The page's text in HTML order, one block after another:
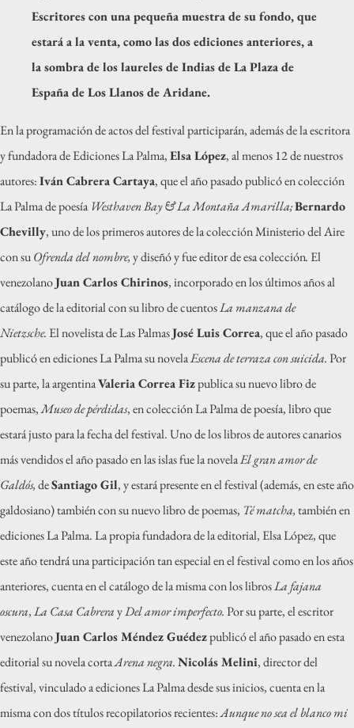
Escritores con una pequeña muestra de su fondo, que
estará a la venta, como las dos ediciones anteriores, a
la sombra de los laureles de Indias de La Plaza de
España de Los Llanos de Aridane.
En la programación de actos del festival participarán, además de la escritora
y fundadora de Ediciones La Palma,Elsa López, al menos 12 de nuestros
autores:Iván Cabrera Cartaya, que el año pasado publicó en colección
La Palma de poesía Westhaven Bay & La Montaña Amarilla;Bernardo
Chevilly, uno de los primeros autores de la colección Ministerio del Aire
con suOfrenda del nombre,y diseñó y fue editor de esa colección. El
venezolanoJuan Carlos Chirinos, incorporado en los últimos años al
catálogo de la editorial con su libro de cuentosLa manzana de
Nietzsche. El novelista de Las PalmasJosé Luis Correa, que el año pasado
publicó en ediciones La Palma su novelaEscena de terraza con suicida.Por
su parte, la argentinaValeria Correa Fizpublica su nuevo libro de
poemas,Museo de pérdidas, en colección La Palma de poesía, libro que
estará justo para la fecha del festival.Uno de los libros de autores canarios
más vendidos el año pasado en las islas fue la novelaEl gran amor de
Galdós,deSantiago Gil, y estará presente en el festival (además, en este año
galdosiano) también con su nuevo libro de poemas, Té matcha,también en
ediciones La Palma.La propia fundadora de la editorial, Elsa López, que
este año tendrá una participación tan especial en el festival como en los años
anteriores, cuenta en el catálogo de la misma con los librosLa fajana
oscura,La Casa CabrerayDel amor imperfecto.Por su parte, el escritor
venezolanoJuan Carlos Méndez Guédezpublicó el año pasado en esta
editorial su novela cortaArena negra.Nicolás Melini, director del
festival, vinculado a ediciones La Palma desde sus inicios, cuenta en la
misma con dos títulos recopilatorios recientes:Aunque no sea el blanco mi